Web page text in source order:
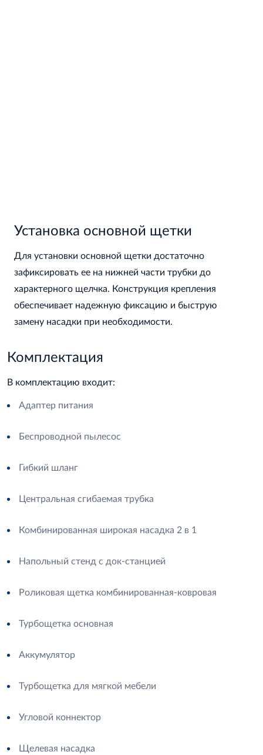
Установка основной щетки
Для установки основной щетки достаточно
зафиксировать ее на нижней части трубки до
характерного щелчка. Конструкция крепления
обеспечивает надежную фиксацию и быструю
замену насадки при необходимости.
Комплектация
В комплектацию входит:
Адаптер питания
Беспроводной пылесос
Гибкий шланг
Центральная сгибаемая трубка
Комбинированная широкая насадка 2 в 1
Напольный стенд с док-станцией
Роликовая щетка комбинированная-ковровая
Турбощетка основная
Аккумулятор
Турбощетка для мягкой мебели
Угловой коннектор
Щелевая насадка